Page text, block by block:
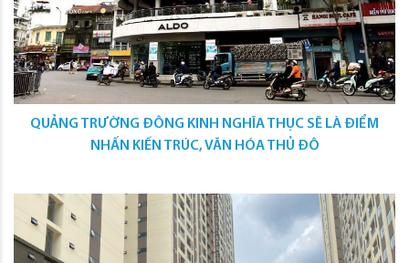
QUẢNG TRƯỜNG ĐÔNG KINH NGHĨA THỤC SẼ LÀ ĐIỂM
NHẤN KIẾN TRÚC, VĂN HÓA THỦ ĐÔ